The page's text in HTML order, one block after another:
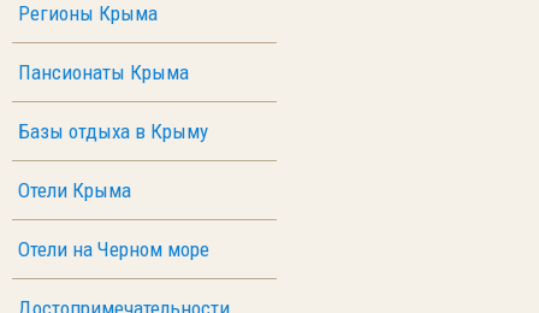
Регионы Крыма
Пансионаты Крыма
Базы отдыха в Крыму
Отели Крыма
Отели на Черном море
Достопримечательности